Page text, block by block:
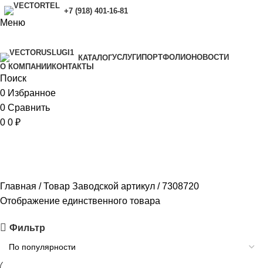
+7 (918) 401-16-81
Меню
КАТАЛОГУСЛУГИ ПОРТФОЛИОНОВОСТИ
O КОМПАНИИ КОНТАКТЫ
Поиск
0 Избранное
0 Сравнить
0 0 ₽
Главная Товар Заводской артикул
7308720
Отображение единственного товара
Фильтр